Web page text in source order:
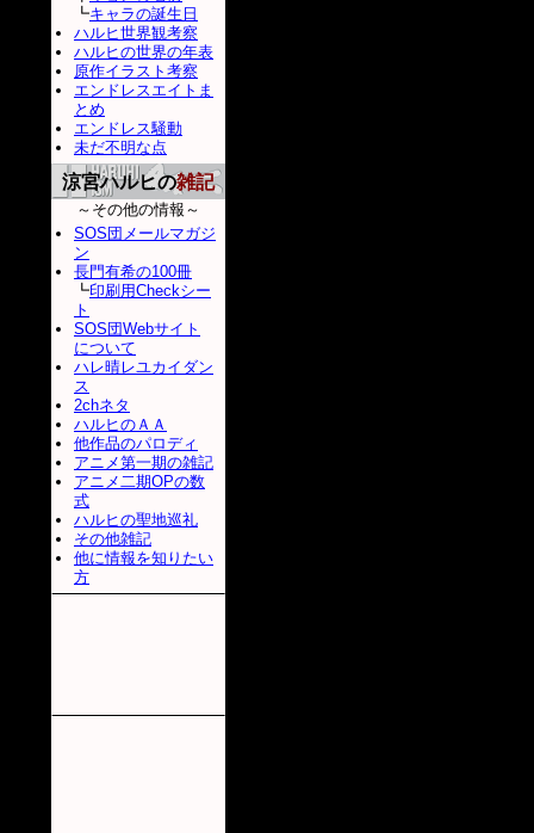
┗キャラの誕生日
ハルヒ世界観考察
ハルヒの世界の年表
原作イラスト考察
エンドレスエイトま
とめ
エンドレス騒動
未だ不明な点
涼宮ハルヒの雑記
～その他の情報～
SOS団メールマガジ
ン
長門有希の100冊
┗印刷用Checkシー
ト
SOS団Webサイト
について
ハレ晴レユカイダン
ス
2chネタ
ハルヒのＡＡ
他作品のパロディ
アニメ第一期の雑記
アニメ二期OPの数
式
ハルヒの聖地巡礼
その他雑記
他に情報を知りたい
方